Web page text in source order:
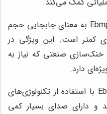
راندمان بالای فن‌های Ebmpapst به معنای جابجایی حجم
کمتر است. این ویژگی در
صنعتی که نیاز به
دارد.
فن‌های Ebmpapst با استفاده از تکنولوژی‌های
دارای صدای بسیار کمی